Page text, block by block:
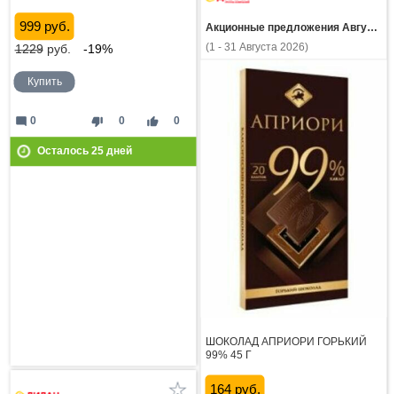
999 руб.
1229руб. -19%
Купить
thumb_down 0 thumb_up 0
mode_comment 0
Осталось 25дней
Акционные предложения Августа
(1 - 31 Августа 2026)
ШОКОЛАД АПРИОРИ ГОРЬКИЙ
99% 45 Г
164 руб.